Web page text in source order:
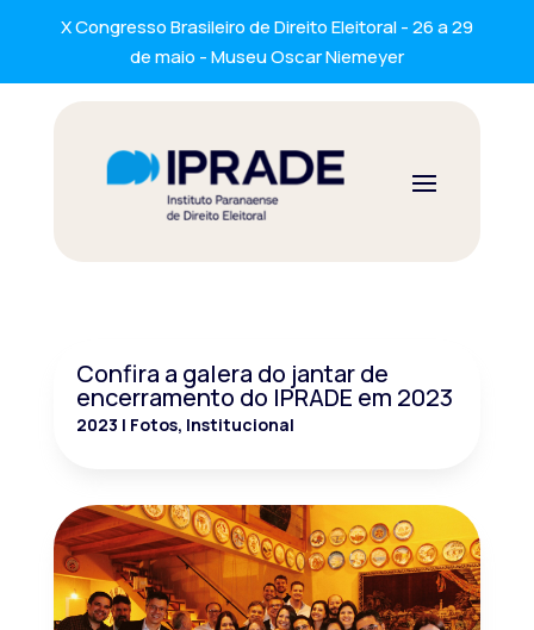
X Congresso Brasileiro de Direito Eleitoral - 26 a 29
de maio - Museu Oscar Niemeyer
Confira a galera do jantar de
encerramento do IPRADE em 2023
2023 | Fotos, Institucional